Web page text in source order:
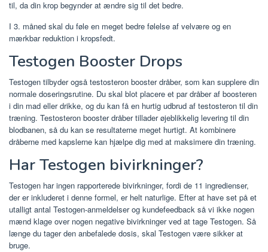
til, da din krop begynder at ændre sig til det bedre.
I 3. måned skal du føle en meget bedre følelse af velvære og en
mærkbar reduktion i kropsfedt.
Testogen Booster Drops
Testogen tilbyder også testosteron booster dråber, som kan supplere din
normale doseringsrutine. Du skal blot placere et par dråber af boosteren
i din mad eller drikke, og du kan få en hurtig udbrud af testosteron til din
træning. Testosteron booster dråber tillader øjeblikkelig levering til din
blodbanen, så du kan se resultaterne meget hurtigt. At kombinere
dråberne med kapslerne kan hjælpe dig med at maksimere din træning.
Har Testogen bivirkninger?
Testogen har ingen rapporterede bivirkninger, fordi de 11 ingredienser,
der er inkluderet i denne formel, er helt naturlige. Efter at have set på et
utalligt antal Testogen-anmeldelser og kundefeedback så vi ikke nogen
mænd klage over nogen negative bivirkninger ved at tage Testogen. Så
længe du tager den anbefalede dosis, skal Testogen være sikker at
bruge.